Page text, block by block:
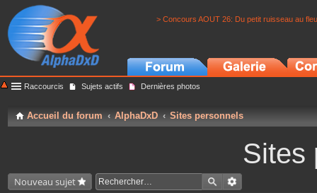
> Concours AOUT 26: Du petit ruisseau au
Raccourcis Sujets actifs Dernières photos
Accueil du forum AlphaDxD Sites personnels
Sites
Nouveau sujet